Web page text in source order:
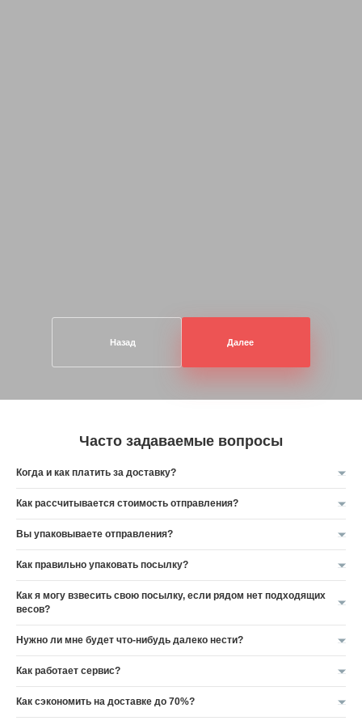
Назад Далее
Часто задаваемые вопросы
Когда и как платить за доставку?
Как рассчитывается стоимость отправления?
Вы упаковываете отправления?
Как правильно упаковать посылку?
Как я могу взвесить свою посылку, если рядом нет подходящих
весов?
Нужно ли мне будет что-нибудь далеко нести?
Как работает сервис?
Как сэкономить на доставке до 70%?